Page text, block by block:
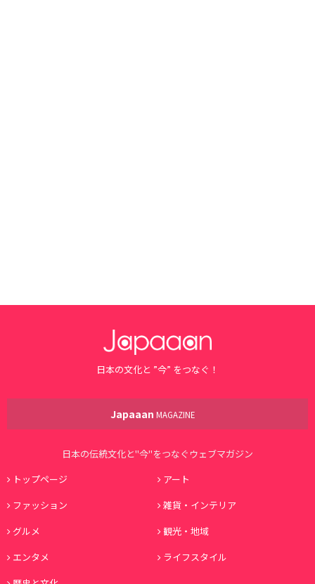
日本の文化と ”今” をつなぐ！
Japaaan MAGAZINE
日本の伝統文化と"今"をつなぐウェブマガジン
トップページ
アート
ファッション
雑貨・インテリア
グルメ
観光・地域
エンタメ
ライフスタイル